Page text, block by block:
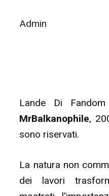
Admin
Lande Di
MrBalkanophile,
sono riservati.
La natura non
dei lavori